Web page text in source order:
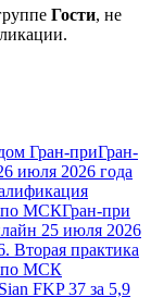
Гости, не
Гран-приГран-
июля 2026 года
по МСКГран-при
25 июля 2026
Вторая практика
по МСК
FKP 37 за 5,9